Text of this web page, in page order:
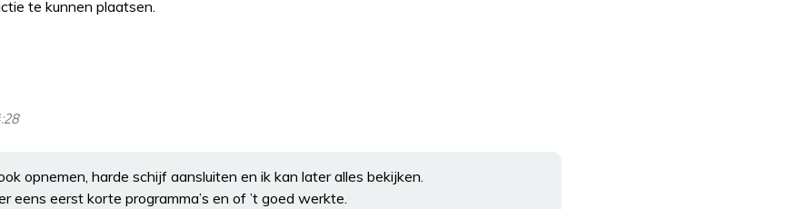
te kunnen plaatsen.
opnemen, harde schijf aansluiten en ik kan later alles bekijken.
eens eerst korte programma’s en of ’t goed werkte.